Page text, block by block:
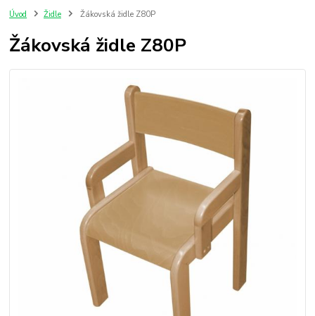
Úvod Židle Žákovská židle Z80P
Žákovská židle Z80P